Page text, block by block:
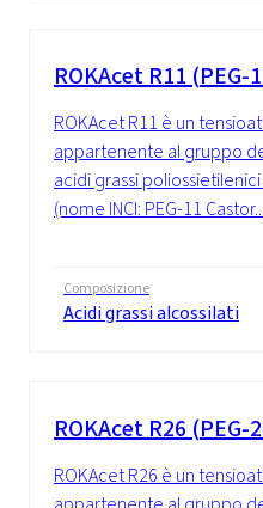
ROKAcet R11
ROKAcet R11 è un
appartenente al gruppo
acidi grassi
(nome INCI: PEG-11 Castor...
Composizione
Acidi grassi alcossilati
ROKAcet R26
ROKAcet R26 è un